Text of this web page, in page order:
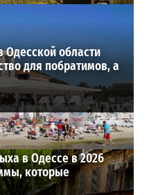
Одесской области
для побратимов, а
в Одессе в 2026
которые